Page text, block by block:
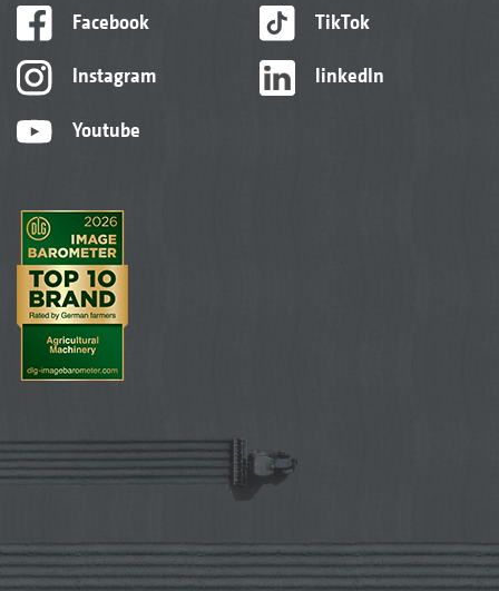
Facebook
Instagram
Youtube
TikTok
linkedIn